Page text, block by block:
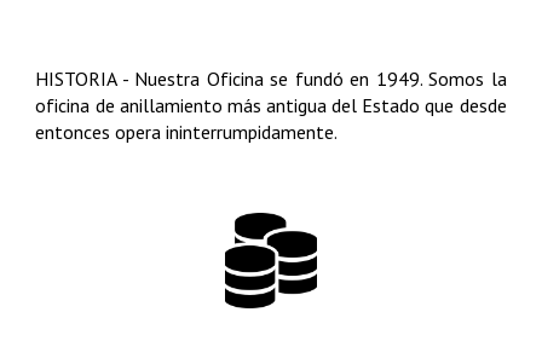
HISTORIA - Nuestra Oficina se fundó en 1949. Somos la
oficina de anillamiento más antigua del Estado que desde
entonces opera ininterrumpidamente.